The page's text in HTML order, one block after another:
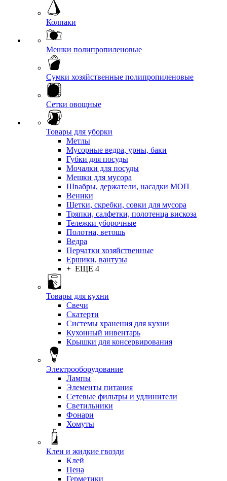
Колпаки
Мешки полипропиленовые
Сумки хозяйственные полипропиленовые
Сетки овощные
Товары для уборки
Метлы
Мусорные ведра, урны, баки
Губки для посуды
Мочалки для посуды
Мешки для мусора
Швабры, держатели, насадки МОП
Веники
Щетки, скребки, совки для мусора
Тряпки, салфетки, полотенца вискоза
Тележки уборочные
Полотна, ветошь
Ведра
Перчатки хозяйственные
Ершики, вантузы
+ ЕЩЕ 4
Товары для кухни
Свечи
Скатерти
Системы хранения для кухни
Кухонный инвентарь
Крышки для консервирования
Электрооборудование
Лампы
Элементы питания
Сетевые фильтры и удлинители
Светильники
Фонари
Хомуты
Клеи и жидкие гвозди
Клей
Пена
Герметики